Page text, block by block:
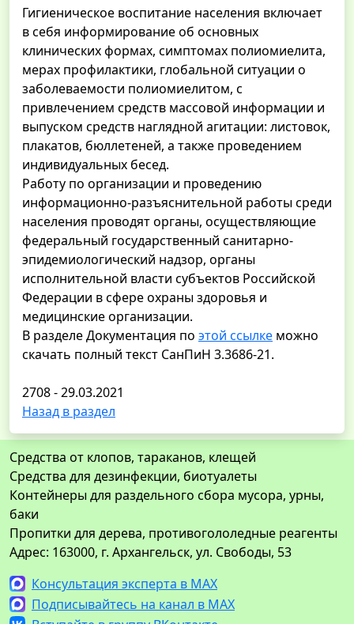
Гигиеническое воспитание населения включает
в себя информирование об основных
клинических формах, симптомах полиомиелита,
мерах профилактики, глобальной ситуации о
заболеваемости полиомиелитом, с
привлечением средств массовой информации и
выпуском средств наглядной агитации: листовок,
плакатов, бюллетеней, а также проведением
индивидуальных бесед.
Работу по организации и проведению
информационно-разъяснительной работы среди
населения проводят органы, осуществляющие
федеральный государственный санитарно-
эпидемиологический надзор, органы
исполнительной власти субъектов Российской
Федерации в сфере охраны здоровья и
медицинские организации.
В разделе Документация по этой ссылке можно
скачать полный текст СанПиН 3.3686-21.
2708 - 29.03.2021
Назад в раздел
Средства от клопов, тараканов, клещей
Средства для дезинфекции, биотуалеты
Контейнеры для раздельного сбора мусора, урны,
баки
Пропитки для дерева, противогололедные реагенты
Адрес: 163000, г. Архангельск, ул. Свободы, 53
Консультация эксперта в MAX
Подписывайтесь на канал в MAX